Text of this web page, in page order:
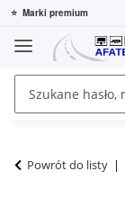
⭐ Marki premium
Powrót do listy